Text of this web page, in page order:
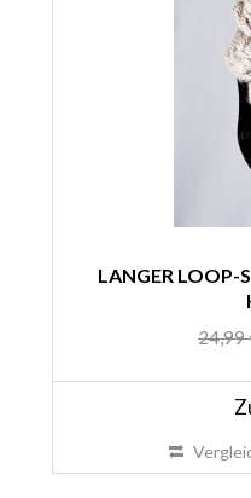
LANGER LOOP-
24,99